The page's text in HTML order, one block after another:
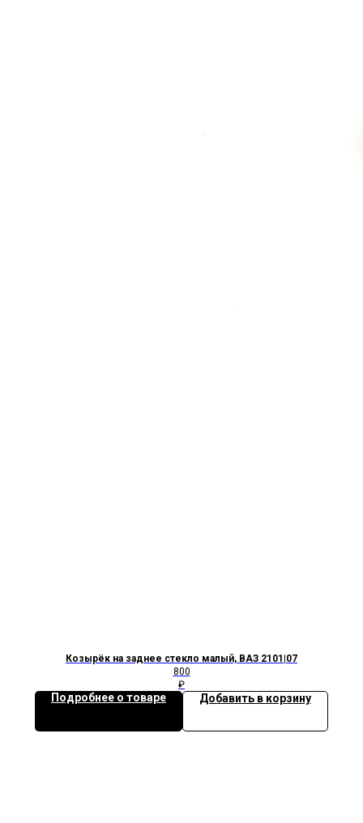
Козырёк на заднее стекло малый, ВАЗ 2101|07
800
₽
Подробнее о товаре Добавить в корзину